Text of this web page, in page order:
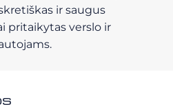
ir saugus
pritaikytas verslo ir